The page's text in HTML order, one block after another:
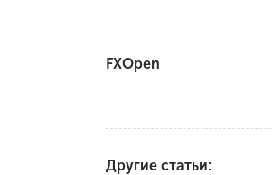
FXOpen
Другие статьи: